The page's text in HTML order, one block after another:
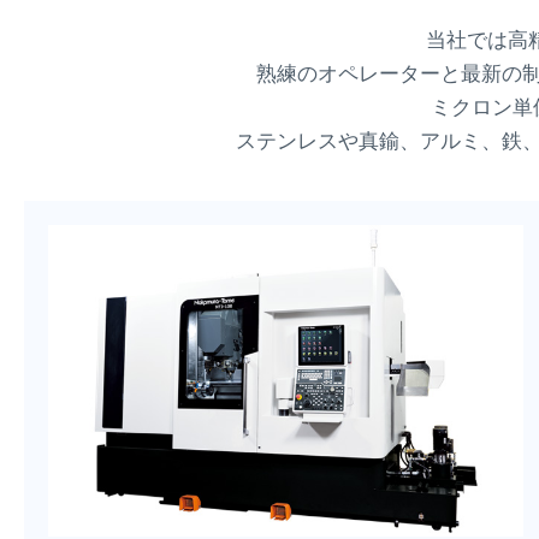
当社では高
熟練のオペレーターと最新の
ミクロン
ステンレスや真鍮、アルミ、鉄